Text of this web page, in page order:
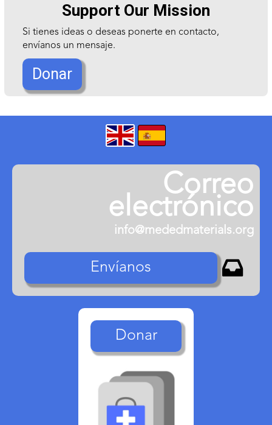
Support Our Mission
Si tienes ideas o deseas ponerte en contacto,
envíanos un mensaje.
Donar
Correo
electrónico
info@mededmaterials.org
Envíanos 
Donar